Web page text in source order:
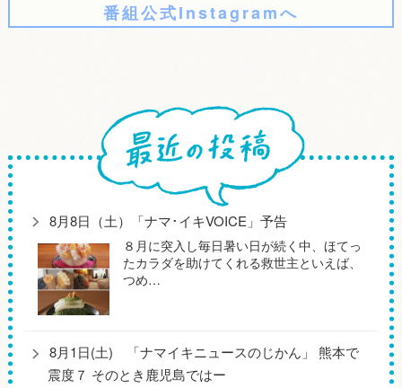
番組公式Instagramへ
8月8日（土）「ナマ･イキVOICE」予告
８月に突入し毎日暑い日が続く中、ほてっ
たカラダを助けてくれる救世主といえば、
つめ…
8月1日(土) 「ナマイキニュースのじかん」 熊本で
震度７ そのとき鹿児島ではー